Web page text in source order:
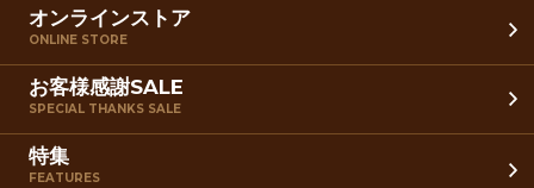
オンラインストア
ONLINE STORE
お客様感謝SALE
SPECIAL THANKS SALE
特集
FEATURES